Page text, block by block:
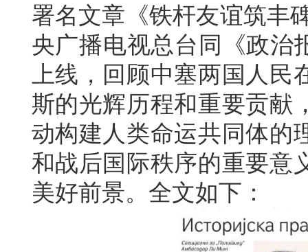
署名文章《铁杆友谊筑丰
央广播电视总台同《政治
上线，回顾中塞两国人
斯的光辉历程和重要贡献
动构建人类命运共同体的
和战后国际秩序的重要意
美好前景。全文如下：